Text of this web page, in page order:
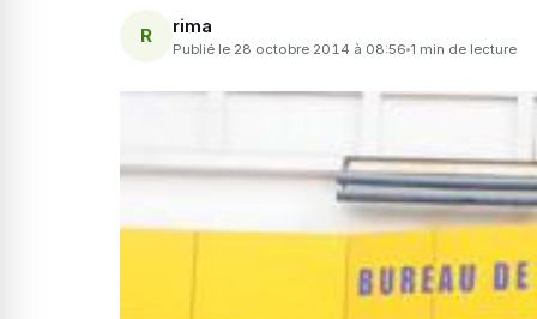
R rima
Publié le 28 octobre 2014 à 08:56 1 min de lecture